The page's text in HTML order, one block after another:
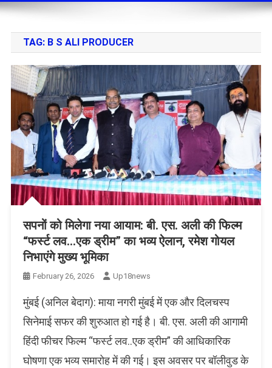
TAG: B S ALI PRODUCER
सपनों को मिलेगा नया आयाम: बी. एस. अली की फिल्म
“फर्स्ट लव…एक ड्रीम” का भव्य ऐलान, रमेश गोयल
निभाएंगे मुख्य भूमिका
February 26, 2026 Up18news
​मुंबई (अनिल बेदाग): माया नगरी मुंबई में एक और दिलचस्प
सिनेमाई सफर की शुरुआत हो गई है। बी. एस. अली की आगामी
हिंदी फीचर फिल्म “फर्स्ट लव..एक ड्रीम” की आधिकारिक
घोषणा एक भव्य समारोह में की गई। इस अवसर पर बॉलीवुड के